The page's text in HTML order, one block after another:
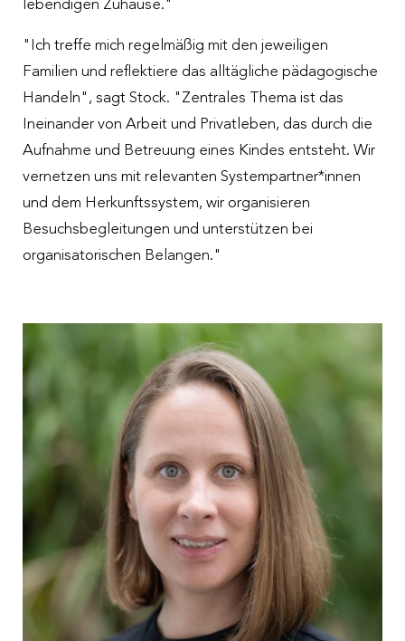
lebendigen Zuhause."
"Ich treffe mich regelmäßig mit den jeweiligen
Familien und reflektiere das alltägliche pädagogische
Handeln", sagt Stock. "Zentrales Thema ist das
Ineinander von Arbeit und Privatleben, das durch die
Aufnahme und Betreuung eines Kindes entsteht. Wir
vernetzen uns mit relevanten Systempartner*innen
und dem Herkunftssystem, wir organisieren
Besuchsbegleitungen und unterstützen bei
organisatorischen Belangen."